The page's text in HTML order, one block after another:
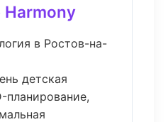
Harmony
в Ростов-на-
детская
планирование,